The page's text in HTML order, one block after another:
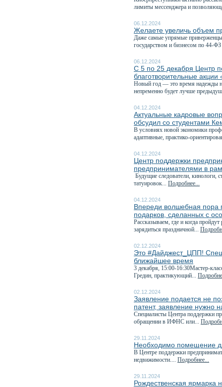
лимиты мессенджера и
06.12.2024
Желаете увеличь объем
Даже самые упрямые приверженцы
государством и бизнесом по 44-
06.12.2024
С 5 по 25 декабря Центр
благотворительные
Новый год — это время надежды
непременно будет лучше
04.12.2024
Актуальные кадровые
обсудил со студентами
В условиях новой экономики
адаптивные, практико-
04.12.2024
Центр поддержки
предпринимателями в
Будущие следователи, кинологи,
татуировок... Подробнее...
04.12.2024
Впереди волшебная пора
подарков, сделанных с
Рассказываем, где и когда
зарядиться праздничной...
02.12.2024
Это #Дайджест_ЦПП!
ближайшее время
3 декабря, 15:00-16:30Мастер-
Гредин, практикующий...
02.12.2024
Заявление подается не
патент, заявление нужно
Специалисты Центра поддержки
обращении в ИФНС или...
29.11.2024
Необходимо помещение
В Центре поддержки
недвижимости.... Подробнее...
29.11.2024
Рождественская ярмарка